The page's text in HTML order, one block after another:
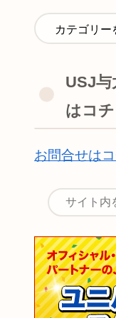
USJ
はコ
お問合せは